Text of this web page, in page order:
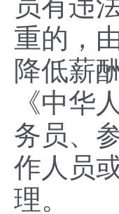
重的，
降低薪
《中华
务员、
作人员
理。